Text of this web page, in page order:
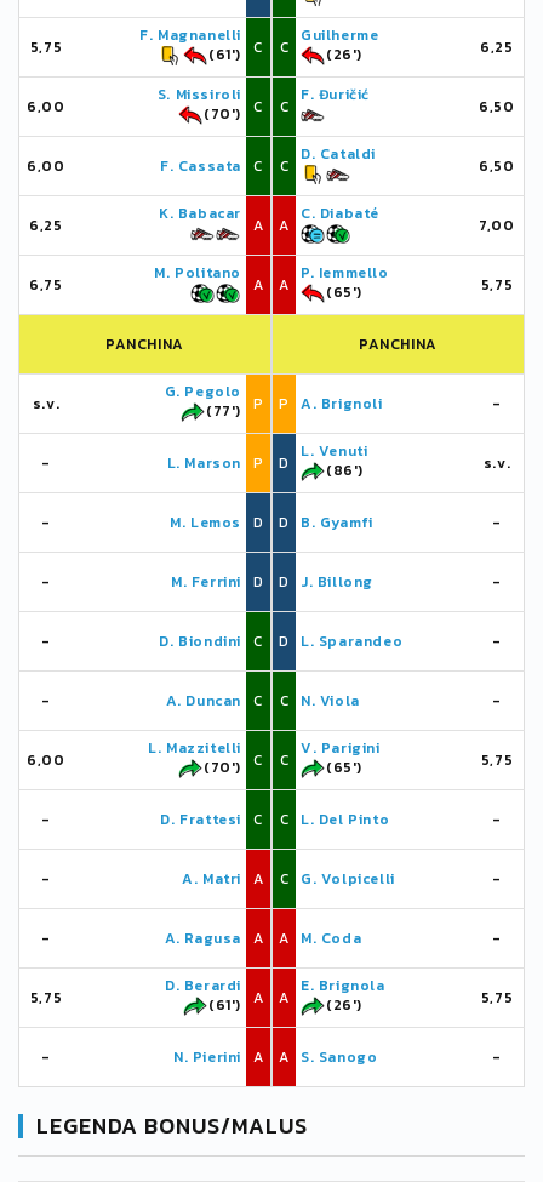
5,75
F. Magnanelli
(61')
C
6,00
S. Missiroli
(70')
C
6,00 F. Cassata C
6,25
K. Babacar
A
6,75
M. Politano
A
PANCHINA
s.v.
G. Pegolo
(77')
P
- L. Marson P
- M. Lemos D
- M. Ferrini D
- D. Biondini C
- A. Duncan C
6,00
L. Mazzitelli
(70')
C
- D. Frattesi C
- A. Matri A
- A. Ragusa A
5,75
D. Berardi
(61')
A
- N. Pierini A
C
Guilherme
(26')
6,25
C
F. Đuričić
6,50
C
D. Cataldi
6,50
A
C. Diabaté
7,00
A
P. Iemmello
(65')
5,75
PANCHINA
P A. Brignoli -
D
L. Venuti
(86')
s.v.
D B. Gyamfi -
D J. Billong -
D L. Sparandeo -
C N. Viola -
C
V. Parigini
(65')
5,75
C L. Del Pinto -
C G. Volpicelli -
A M. Coda -
A
E. Brignola
(26')
5,75
A S. Sanogo -
LEGENDA BONUS/MALUS